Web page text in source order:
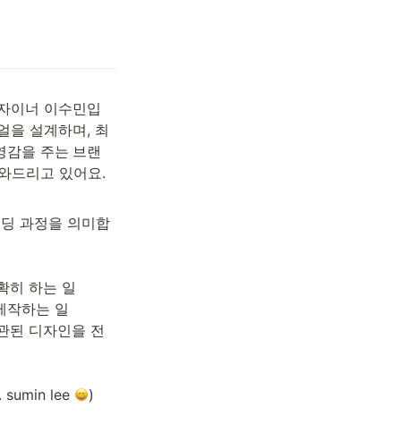
이너 이수민입
을 설계하며, 최
감을 주는 브랜
드리고 있어요.
과정을 의미합
된 디자인을 전
sumin lee )